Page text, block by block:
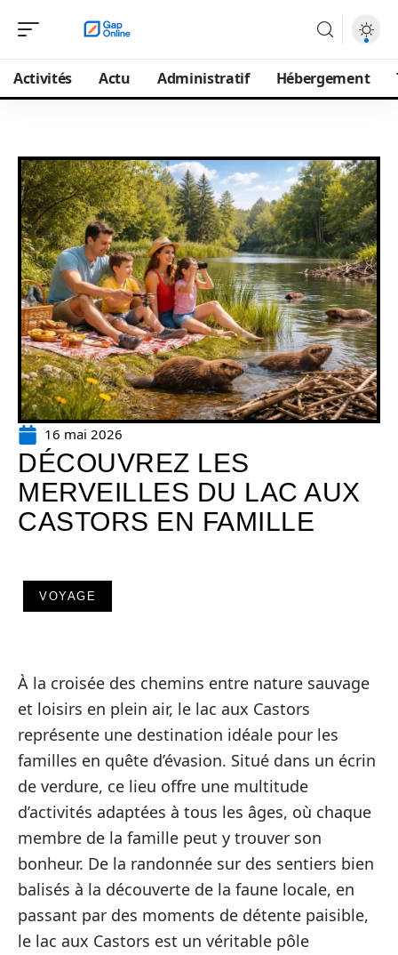
Activités Actu Administratif Hébergement
16 mai 2026
DÉCOUVREZ LES
MERVEILLES DU LAC AUX
CASTORS EN FAMILLE
VOYAGE
À la croisée des chemins entre nature sauvage
et loisirs en plein air, le lac aux Castors
représente une destination idéale pour les
familles en quête d’évasion. Situé dans un écrin
de verdure, ce lieu offre une multitude
d’activités adaptées à tous les âges, où chaque
membre de la famille peut y trouver son
bonheur. De la randonnée sur des sentiers bien
balisés à la découverte de la faune locale, en
passant par des moments de détente paisible,
le lac aux Castors est un véritable pôle